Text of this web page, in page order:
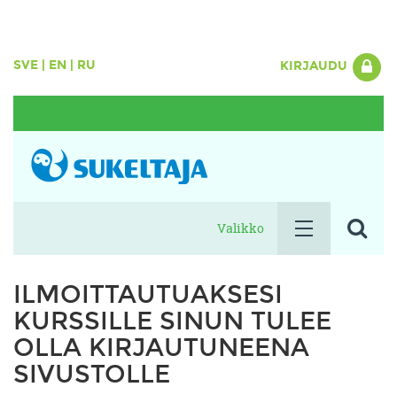
SVE EN RU KIRJAUDU
Valikko
ILMOITTAUTUAKSESI
KURSSILLE SINUN TULEE
OLLA KIRJAUTUNEENA
SIVUSTOLLE